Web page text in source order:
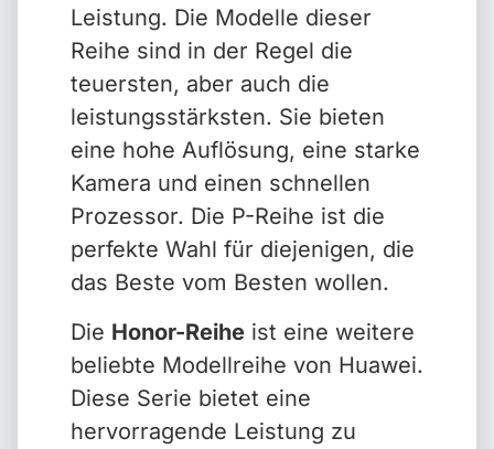
Leistung. Die Modelle dieser
Reihe sind in der Regel die
teuersten, aber auch die
leistungsstärksten. Sie bieten
eine hohe Auflösung, eine starke
Kamera und einen schnellen
Prozessor. Die P-Reihe ist die
perfekte Wahl für diejenigen, die
das Beste vom Besten wollen.
Die Honor-Reihe ist eine weitere
beliebte Modellreihe von Huawei.
Diese Serie bietet eine
hervorragende Leistung zu